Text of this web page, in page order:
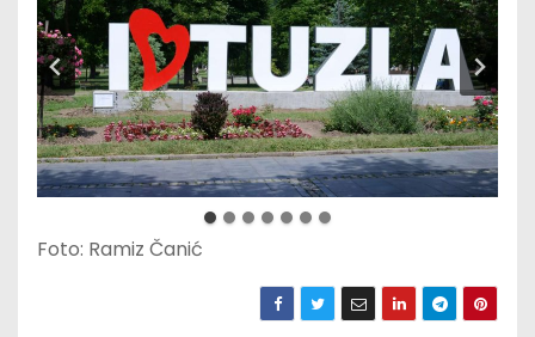
Foto: Ramiz Čanić